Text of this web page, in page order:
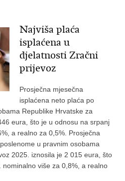
Najviša plaća
isplaćena u
djelatnosti Zračni
prijevoz
Prosječna mjesečna
isplaćena neto plaća po
Republike Hrvatske za
eura, što je u odnosu na srpanj
a realno za 0,5%. Prosječna
u pravnim osobama
2025. iznosila je 2 015 eura, što
više za 0,8%, a realno